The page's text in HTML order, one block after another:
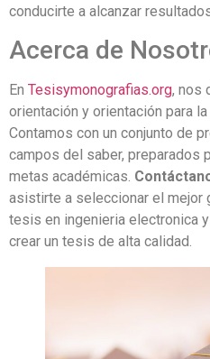
conducirte a alcanzar
Acerca de
En Tesisymonografias.org, nos
orientación y orientación para
Contamos con un conjunto de
campos del saber, preparados
metas académicas.
asistirte a seleccionar el mejor
tesis en ingenieria electronica
crear un tesis de alta calidad.